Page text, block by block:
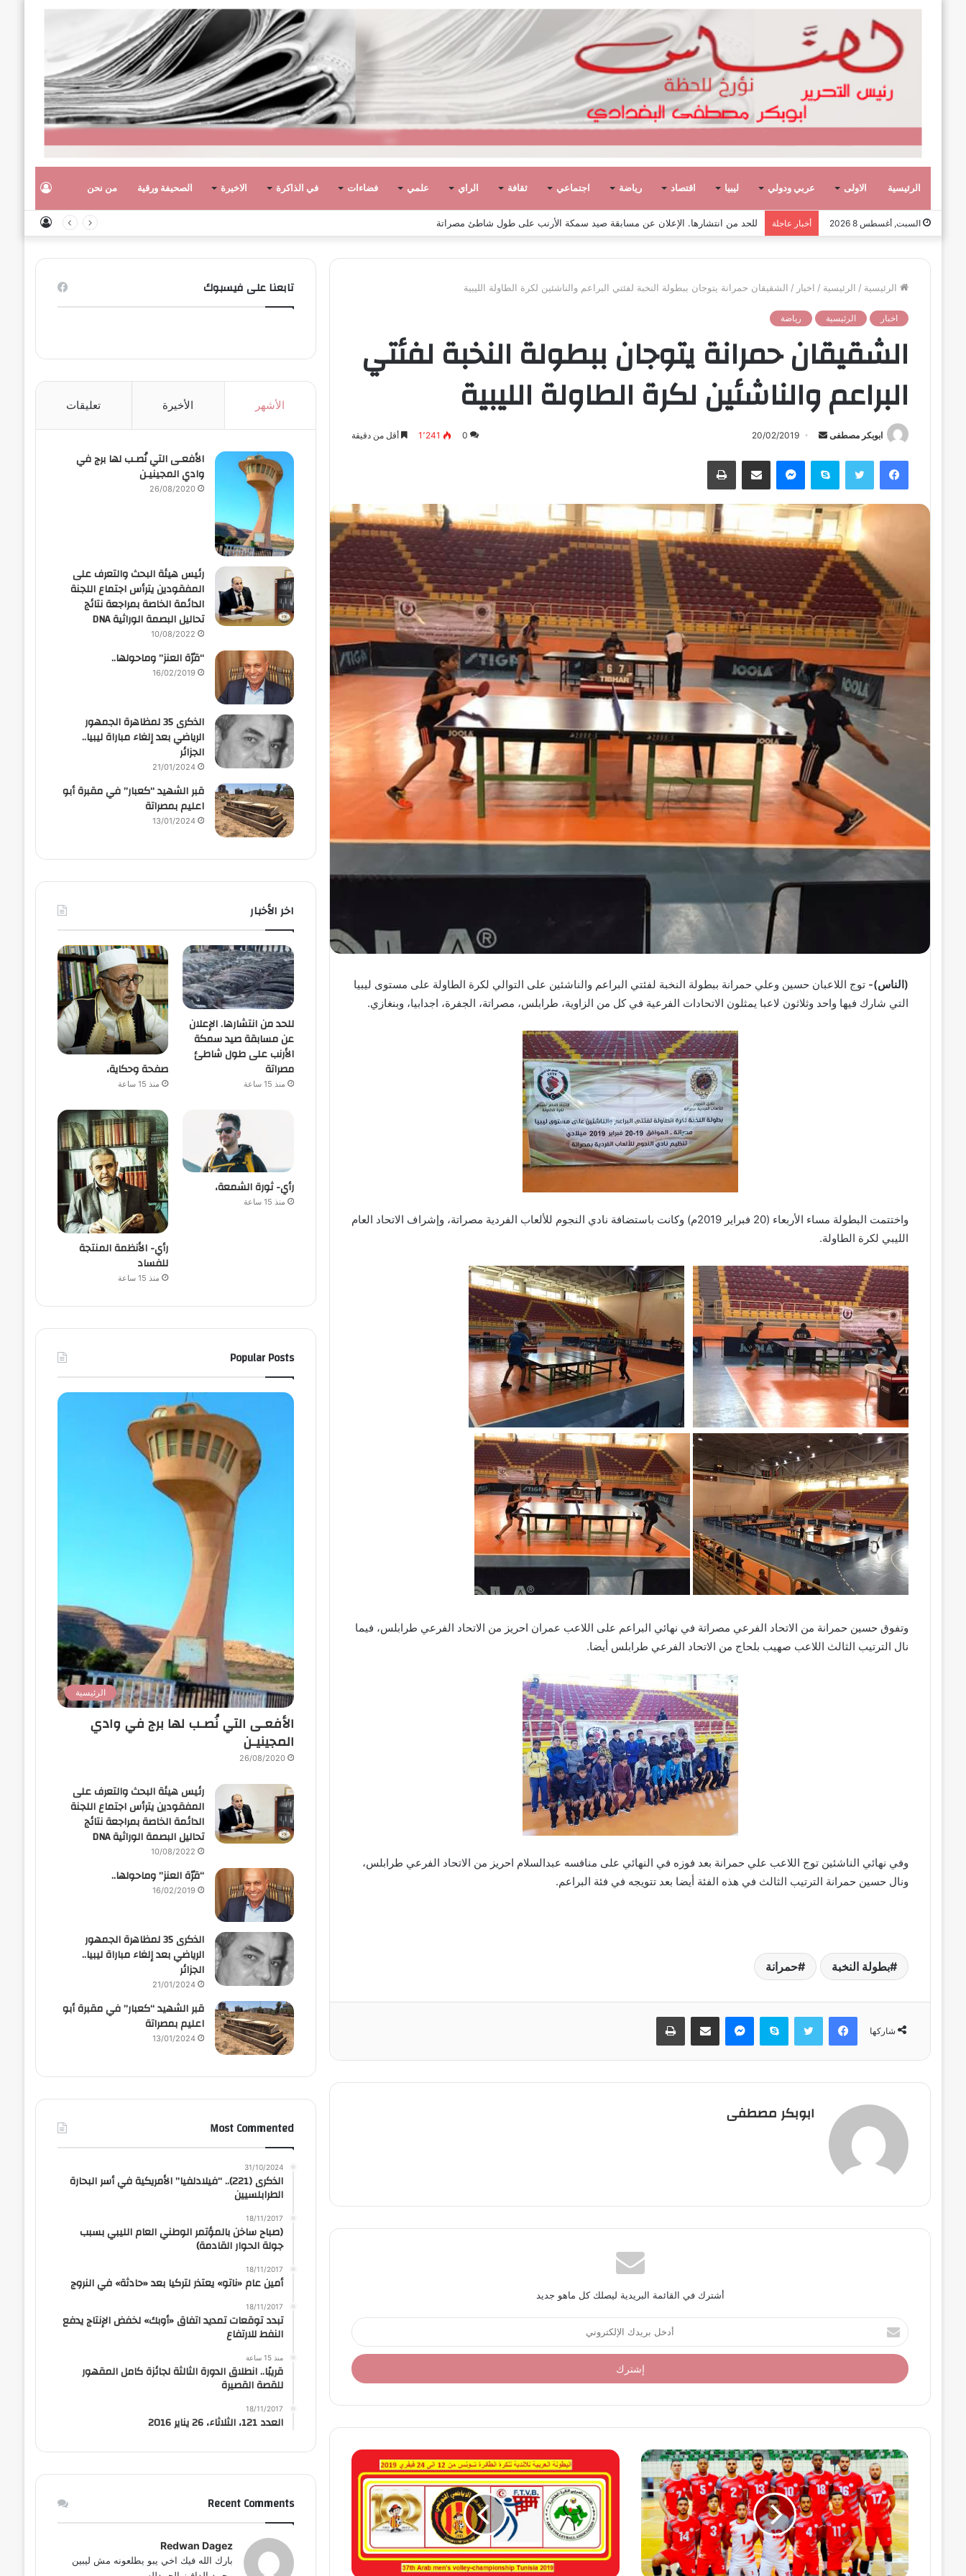
الرئيسية الاولى عربي ودولي ليبيا اقتصاد رياضة اجتماعي ثقافة الراي علمي فضاءات في الذاكرة الاخيرة الصحيفة ورقية من نحن
السبت, أغسطس 8 2026 أخبار عاجلة صفحة وحكاية،
الرئيسية / الرئيسية / اخبار / الشقيقان حمرانة يتوجان ببطولة النخبة لفئتي البراعم والناشئين لكرة الطاولة الليبية
اخبار الرئيسية رياضة
الشقيقان حمرانة يتوجان ببطولة النخبة لفئتي
البراعم والناشئين لكرة الطاولة الليبية
ابوبكر مصطفى
أ
ب
ر
ي
د
ا
إ
ل
ك
ت
و
ن
20/02/2019
0 1٬241 أقل من دقيقة
فيسبوك تويتر سكايب ماسنجر مشاركة عبر البريد طباعة
(الناس)- توج اللاعبان حسين وعلي حمرانة ببطولة النخبة لفئتي البراعم والناشئين على التوالي لكرة الطاولة على مستوى ليبيا
التي شارك فيها واحد وثلاثون لاعبا يمثلون الاتحادات الفرعية في كل من الزاوية، طرابلس، مصراتة، الجفرة، اجدابيا، وبنغازي.
واختتمت البطولة مساء الأربعاء (20 فبراير 2019م) وكانت باستضافة نادي النجوم للألعاب الفردية مصراتة، وإشراف الاتحاد العام
الليبي لكرة الطاولة.
وتفوق حسين حمرانة من الاتحاد الفرعي مصراتة في نهائي البراعم على اللاعب عمران احريز من الاتحاد الفرعي طرابلس، فيما
نال الترتيب الثالث اللاعب صهيب بلحاج من الاتحاد الفرعي طرابلس أيضا.
وفي نهائي الناشئين توج اللاعب علي حمرانة بعد فوزه في النهائي على منافسه عبدالسلام احريز من الاتحاد الفرعي طرابلس،
ونال حسين حمرانة الترتيب الثالث في هذه الفئة أيضا بعد تتويجه في فئة البراعم.
بطولة النخبة حمرانة
شاركها
فيسبوك تويتر سكايب ماسنجر مشاركة عبر البريد طباعة
ابوبكر مصطفى
أشترك في القائمة البريدية ليصلك كل ماهو جديد
أ
د
خ
ل
د
ا
ل
إ
ل
ك
ت
ر
و
تابعنا على فيسبوك
الأشهر الأخيرة تعليقات
الأفعـى التي نُصـب لها برج في
وادي المجينيـن
26/08/2020
رئيس هيئة البحث والتعرف على
المفقودين يترأس اجتماع اللجنة
الدائمة الخاصة بمراجعة نتائج
تحاليل البصمة الوراثية DNA
10/08/2022
“قرّة العنز” وماحولها..
16/02/2019
الذكرى 35 لمظاهرة الجمهور
الرياضي بعد إلغاء مباراة ليبيا..
الجزائر
21/01/2024
قبر الشهيد “كعبار” في مقبرة أبو
اعليم بمصراتة
13/01/2024
اخر الأخبار
للحد من انتشارها. الإعلان
عن مسابقة صيد سمكة
الأرنب على طول شاطئ
مصراتة
منذ 15 ساعة
صفحة وحكاية،
منذ 15 ساعة
رأي- ثورة الشمعة،
منذ 15 ساعة
رأي- الأنظمة المنتجة
للفساد
منذ 15 ساعة
Popular Posts
الرئيسية
الأفعـى التي نُصـب لها برج في وادي
المجينيـن
26/08/2020
رئيس هيئة البحث والتعرف على
المفقودين يترأس اجتماع اللجنة
الدائمة الخاصة بمراجعة نتائج
تحاليل البصمة الوراثية DNA
10/08/2022
“قرّة العنز” وماحولها..
16/02/2019
الذكرى 35 لمظاهرة الجمهور
الرياضي بعد إلغاء مباراة ليبيا..
الجزائر
21/01/2024
قبر الشهيد “كعبار” في مقبرة أبو
اعليم بمصراتة
13/01/2024
Most Commented
31/10/2024
الذكرى (221).. “فيلادلفيا” الأمريكية في أسر البحارة
الطرابلسيين
18/11/2017
(صباح ساخن بالمؤتمر الوطني العام الليبي بسبب
جولة الحوار القادمة)
18/11/2017
أمين عام «ناتو» يعتذر لتركيا بعد «حادثة» في النروج
18/11/2017
تبدد توقعات تمديد اتفاق «أوبك» لخفض الإنتاج يدفع
النفط للارتفاع
منذ 15 ساعة
قريبًا.. انطلاق الدورة الثالثة لجائزة كامل المقهور
للقصة القصيرة
18/11/2017
العدد 121، الثلاثاء، 26 يناير 2016
Recent Comments
Redwan Dagez
بارك الله فيك اخي يبو يطلعونه مش ليبين